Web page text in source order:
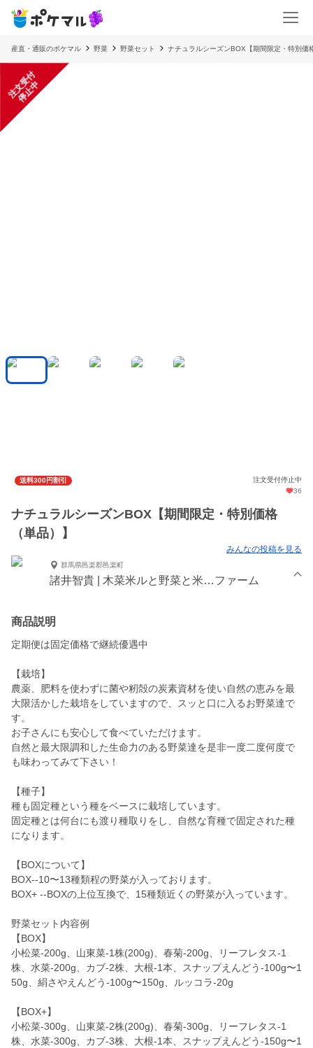
産直・通販のポケマル 野菜 野菜セット ナチュラルシーズンBOX【期間限定・特別価
注
文
受
付
停
止
中
送料300円割引
注文受付停止中
36
ナチュラルシーズンBOX【期間限定・特別価格
（単品）】
みんなの投稿を見る
群馬県邑楽郡邑楽町
諸井智貴 | 木菜米ルと野菜と米…ファーム
商品説明
定期便は固定価格で継続優遇中
【栽培】
農薬、肥料を使わずに菌や籾殻の炭素資材を使い自然の恵みを最
大限活かした栽培をしていますので、スッと口に入るお野菜達で
す。
お子さんにも安心して食べていただけます。
自然と最大限調和した生命力のある野菜達を是非一度二度何度で
も味わってみて下さい！
【種子】
種も固定種という種をベースに栽培しています。
固定種とは何台にも渡り種取りをし、自然な育種で固定された種
になります。
【BOXについて】
BOX--10〜13種類程の野菜が入っております。
BOX+ --BOXの上位互換で、15種類近くの野菜が入っています。
野菜セット内容例
【BOX】
小松菜-200g、山東菜-1株(200g)、春菊-200g、リーフレタス-1
株、水菜-200g、カブ-2株、大根-1本、スナップえんどう-100g〜1
50g、絹さやえんどう-100g〜150g、ルッコラ-20g
【BOX+】
小松菜-300g、山東菜-2株(200g)、春菊-300g、リーフレタス-1
株、水菜-300g、カブ-3株、大根-1本、スナップえんどう-150g〜1